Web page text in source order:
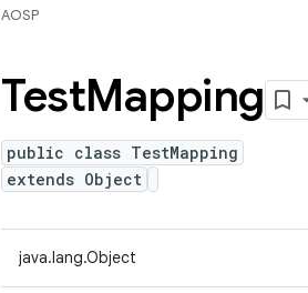
AOSP
TestMapping
public class TestMapping
extends Object
java.lang.Object